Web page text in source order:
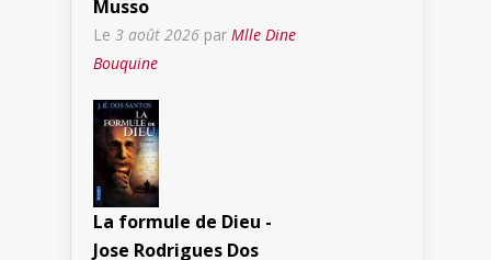
Musso
Le 3 août 2026 par Mlle Dine
Bouquine
La formule de Dieu -
Jose Rodrigues Dos